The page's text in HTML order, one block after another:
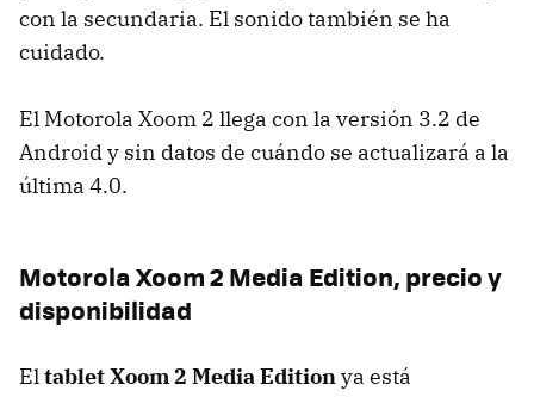
con la secundaria. El sonido también se ha
cuidado.
El Motorola Xoom 2 llega con la versión 3.2 de
Android y sin datos de cuándo se actualizará a la
última 4.0.
Motorola Xoom 2 Media Edition, precio y
disponibilidad
Eltablet Xoom 2 Media Editionya está